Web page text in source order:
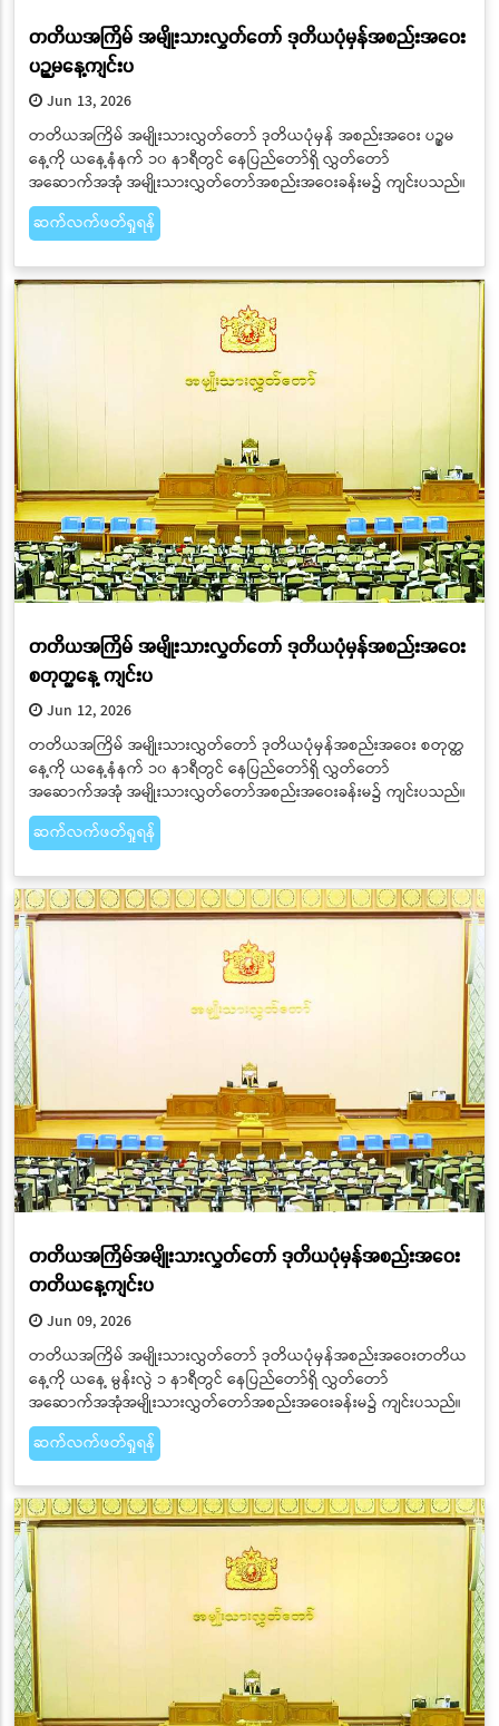
တတိယအကြိမ် အမျိုးသားလွှတ်တော် ဒုတိယပုံမှန်အစည်းအဝေး
ပဉ္စမနေ့ကျင်းပ
Jun 13, 2026
တတိယအကြိမ် အမျိုးသားလွှတ်တော် ဒုတိယပုံမှန် အစည်းအဝေး ပဉ္စမ
နေ့ကို ယနေ့နံနက် ၁၀ နာရီတွင် နေပြည်တော်ရှိ လွှတ်တော်
အဆောက်အအုံ အမျိုးသားလွှတ်တော်အစည်းအဝေးခန်းမ၌ ကျင်းပသည်။
ဆက်လက်ဖတ်ရှုရန်
တတိယအကြိမ် အမျိုးသားလွှတ်တော် ဒုတိယပုံမှန်အစည်းအဝေး
စတုတ္ထနေ့ ကျင်းပ
Jun 12, 2026
တတိယအကြိမ် အမျိုးသားလွှတ်တော် ဒုတိယပုံမှန်အစည်းအဝေး စတုတ္ထ
နေ့ကို ယနေ့နံနက် ၁၀ နာရီတွင် နေပြည်တော်ရှိ လွှတ်တော်
အဆောက်အအုံ အမျိုးသားလွှတ်တော်အစည်းအဝေးခန်းမ၌ ကျင်းပသည်။
ဆက်လက်ဖတ်ရှုရန်
တတိယအကြိမ်အမျိုးသားလွှတ်တော် ဒုတိယပုံမှန်အစည်းအဝေး
တတိယနေ့ကျင်းပ
Jun 09, 2026
တတိယအကြိမ် အမျိုးသားလွှတ်တော် ဒုတိယပုံမှန်အစည်းအဝေးတတိယ
နေ့ကို ယနေ့ မွန်းလွဲ ၁ နာရီတွင် နေပြည်တော်ရှိ လွှတ်တော်
အဆောက်အအုံအမျိုးသားလွှတ်တော်အစည်းအဝေးခန်းမ၌ ကျင်းပသည်။
ဆက်လက်ဖတ်ရှုရန်